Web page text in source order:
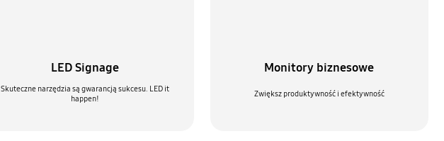
LED Signage
Skuteczne narzędzia są gwarancją sukcesu. LED it
happen!
Monitory biznesowe
Zwiększ produktywność i efektywność